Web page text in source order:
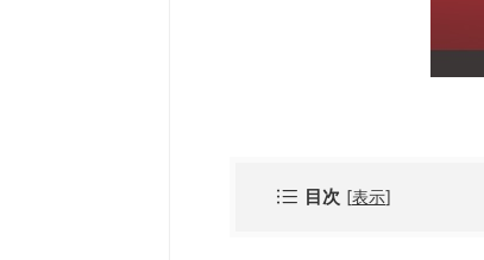
目次 [表示]